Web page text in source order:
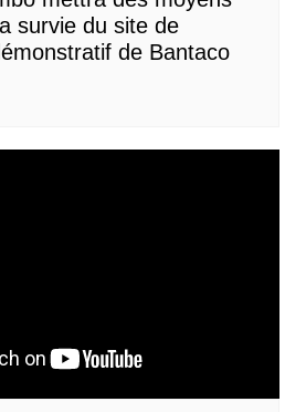
survie du site de
de Bantaco